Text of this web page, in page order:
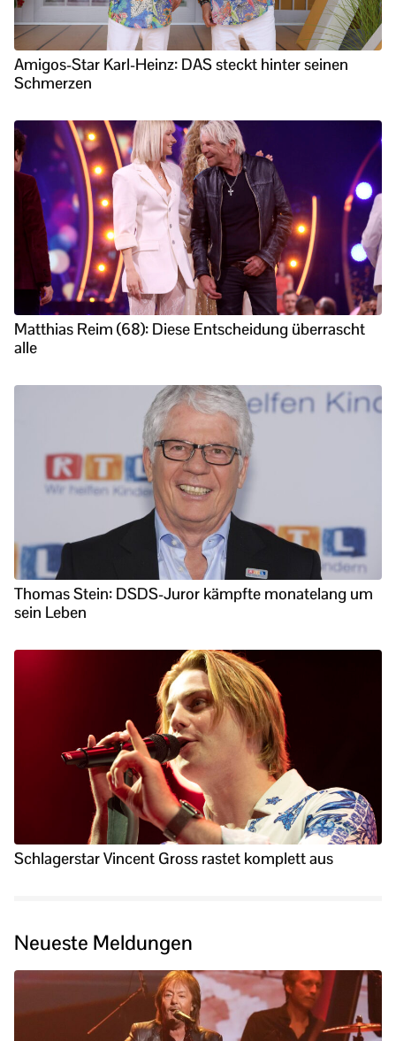
Amigos-Star Karl-Heinz: DAS steckt hinter seinen
Schmerzen
Matthias Reim (68): Diese Entscheidung überrascht
alle
Thomas Stein: DSDS-Juror kämpfte monatelang um
sein Leben
Schlagerstar Vincent Gross rastet komplett aus
Neueste Meldungen